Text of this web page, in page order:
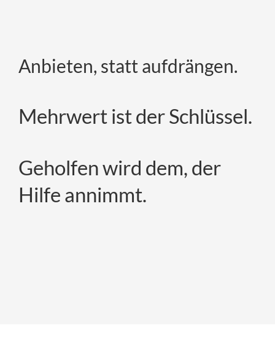
Anbieten, statt aufdrängen.
Mehrwert ist der Schlüssel.
Geholfen wird dem, der
Hilfe annimmt.